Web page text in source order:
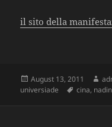
il sito della
Posted
on
August 13, 2011
universiade
Tags
cina,